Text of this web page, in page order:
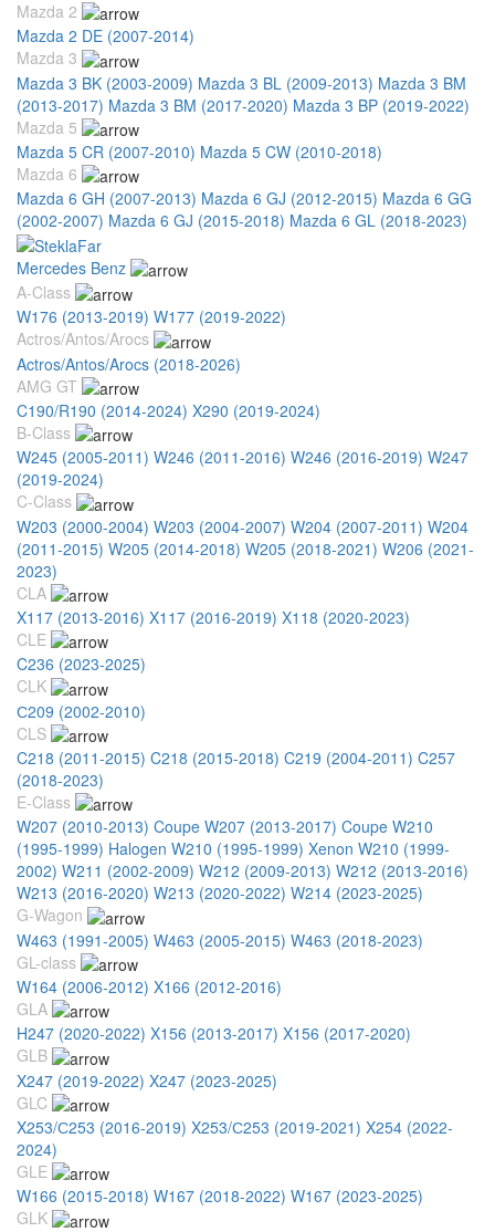
Mazda 2
Mazda 2 DE (2007-2014)
Mazda 3
Mazda 3 BK (2003-2009) Mazda 3 BL (2009-2013) Mazda 3 BM
(2013-2017) Mazda 3 BM (2017-2020) Mazda 3 BP (2019-2022)
Mazda 5
Mazda 5 CR (2007-2010) Mazda 5 CW (2010-2018)
Mazda 6
Mazda 6 GH (2007-2013) Mazda 6 GJ (2012-2015) Mazda 6 GG
(2002-2007) Mazda 6 GJ (2015-2018) Mazda 6 GL (2018-2023)
Mercedes Benz
A-Class
W176 (2013-2019) W177 (2019-2022)
Actros/Antos/Arocs
Actros/Antos/Arocs (2018-2026)
AMG GT
C190/R190 (2014-2024) X290 (2019-2024)
B-Class
W245 (2005-2011) W246 (2011-2016) W246 (2016-2019) W247
(2019-2024)
C-Class
W203 (2000-2004) W203 (2004-2007) W204 (2007-2011) W204
(2011-2015) W205 (2014-2018) W205 (2018-2021) W206 (2021-
2023)
CLA
X117 (2013-2016) X117 (2016-2019) X118 (2020-2023)
CLE
C236 (2023-2025)
CLK
С209 (2002-2010)
CLS
C218 (2011-2015) C218 (2015-2018) C219 (2004-2011) C257
(2018-2023)
E-Class
W207 (2010-2013) Coupe W207 (2013-2017) Coupe W210
(1995-1999) Halogen W210 (1995-1999) Xenon W210 (1999-
2002) W211 (2002-2009) W212 (2009-2013) W212 (2013-2016)
W213 (2016-2020) W213 (2020-2022) W214 (2023-2025)
G-Wagon
W463 (1991-2005) W463 (2005-2015) W463 (2018-2023)
GL-class
W164 (2006-2012) X166 (2012-2016)
GLA
H247 (2020-2022) X156 (2013-2017) X156 (2017-2020)
GLB
X247 (2019-2022) X247 (2023-2025)
GLC
X253/С253 (2016-2019) X253/С253 (2019-2021) X254 (2022-
2024)
GLE
W166 (2015-2018) W167 (2018-2022) W167 (2023-2025)
GLK